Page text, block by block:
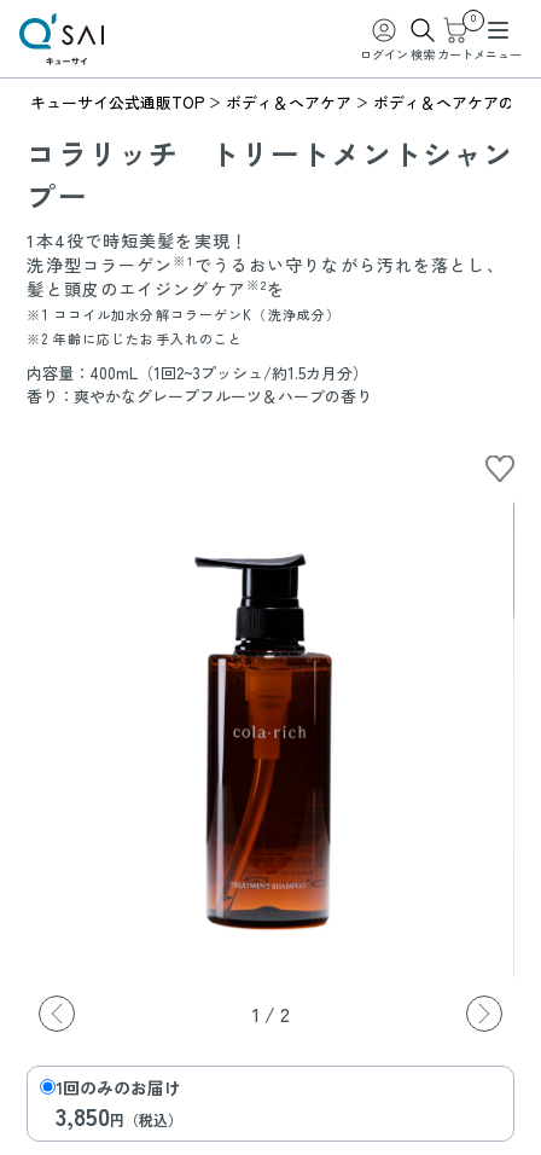
ログイン 検索
0
カート メニュー
キューサイ公式通販TOP ボディ＆ヘアケア ボディ＆ヘアケアの商
コラリッチ トリートメントシャン
プー
1本4役で時短美髪を実現！
洗浄型コラーゲン ※1 でうるおい守りながら汚れを落とし、
髪と頭皮のエイジングケア ※2を
※1 ココイル加水分解コラーゲンK（洗浄成分）
※2 年齢に応じたお手入れのこと
内容量：400mL（1回2~3プッシュ/約1.5カ月分）
香り：爽やかなグレープフルーツ＆ハーブの香り
1 / 2
1回のみのお届け
3,850円（税込）